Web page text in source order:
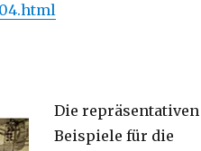
Die repräsentativen
Beispiele für die